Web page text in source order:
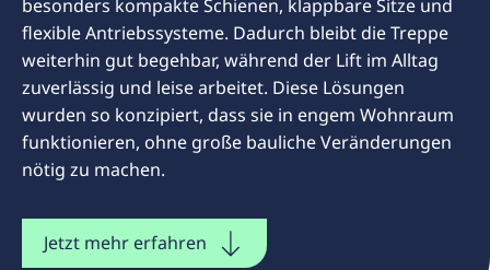
besonders kompakte Schienen, klappbare Sitze und
flexible Antriebssysteme. Dadurch bleibt die Treppe
weiterhin gut begehbar, während der Lift im Alltag
zuverlässig und leise arbeitet. Diese Lösungen
wurden so konzipiert, dass sie in engem Wohnraum
funktionieren, ohne große bauliche Veränderungen
nötig zu machen.
Jetzt mehr erfahren